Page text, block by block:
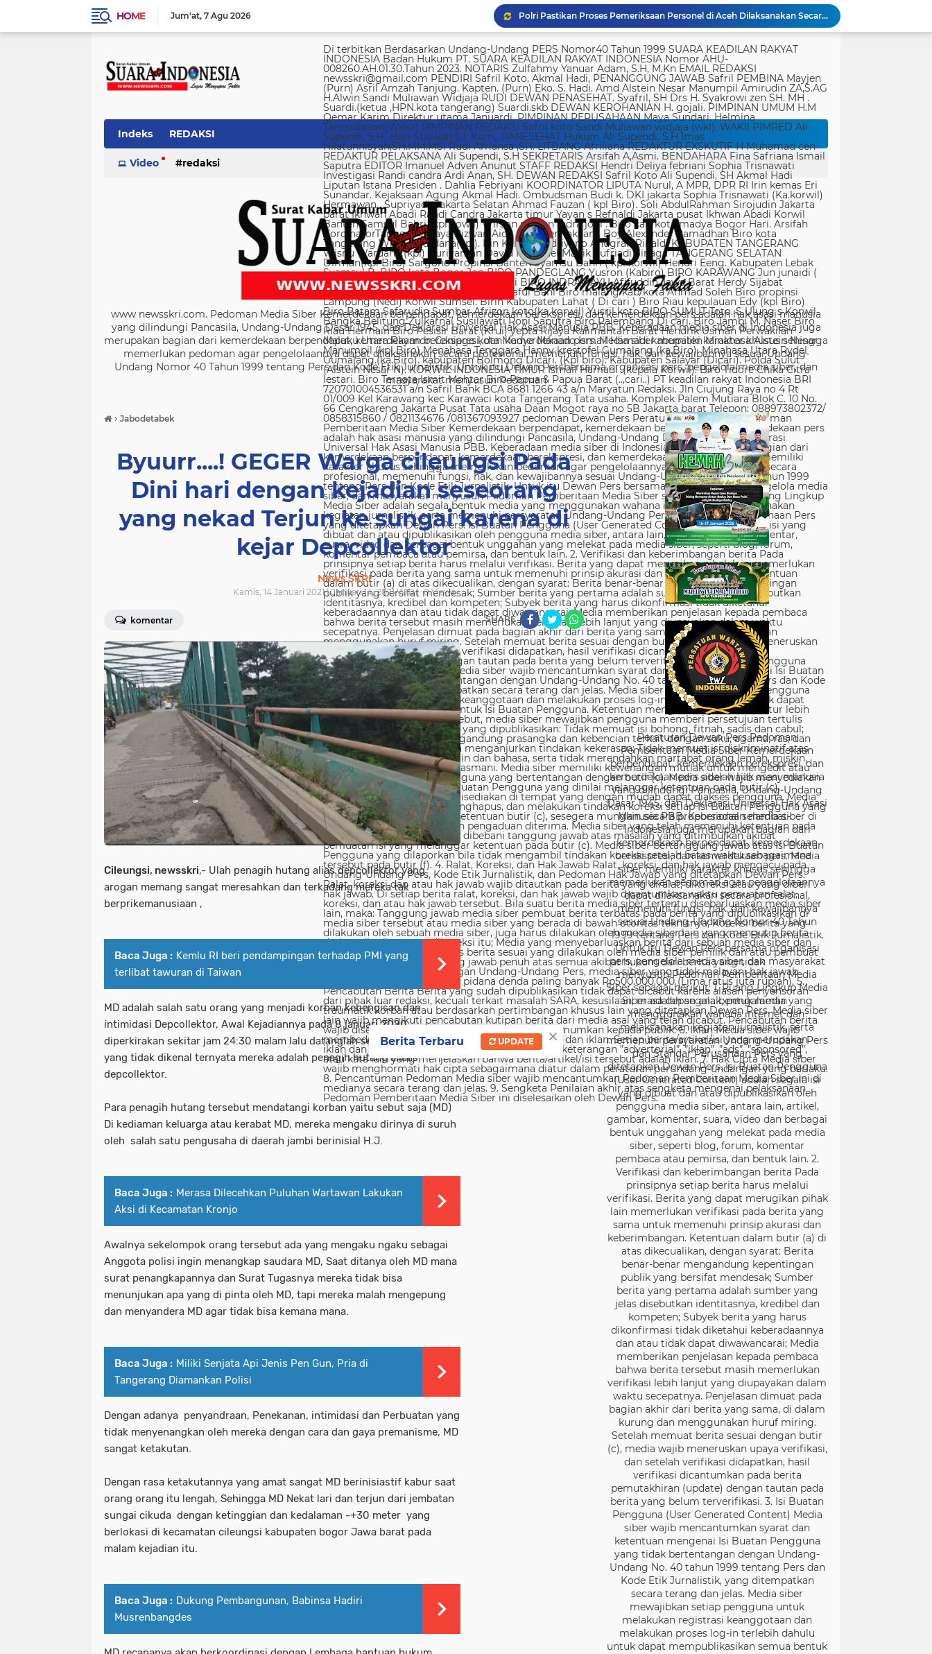
HOME Jum'at 7 Agu 2026
Polri Pastikan Proses Pemeriksaan Personel di Aceh Dilaksanakan Secara Profesional dan Transparan
Kondisi Makam Pahlawan Nasional Iman Bonjol Dikeluhkan, Masyarakat Harap Pemerintah Segera Lakukan Pembenahan
Panglima TNI Sambut Kepulangan Satgas Kizi TNI Kontingen Garuda XX-V MONUSCO
Yusril sebut hukuman mati koruptor sudah diatur dalam Undang-Undang
Polda Metro Jaya Gelar Seminar Hukum Bahas Perluasan Objek Praperadilan dalam KUHAP Baru
Di terbitkan Berdasarkan Undang-Undang PERS Nomor40 Tahun 1999 SUARA KEADILAN RAKYAT INDONESIA Badan Hukum PT. SUARA KEADILAN RAKYAT INDONESIA Nomor AHU-008260.AH.01.30.Tahun 2023. NOTARIS Zulfahmy Yanuar Adam, S.H, M.Kn EMAIL REDAKSI newsskri@gmail.com PENDIRI Safril Koto, Akmal Hadi, PENANGGUNG JAWAB Safril PEMBINA Mayjen (Purn) Asril Amzah Tanjung. Kapten. (Purn) Eko. S. Hadi. Amd Alstein Nesar Manumpil Amirudin ZA,S.AG H.Alwin Sandi Muliawan Widjaja RUDI DEWAN PENASEHAT. Syafril, SH Drs H. Syakrowi zen SH. MH . Suardi.(ketua ,HPN.kota tangerang) Suardi.skb DEWAN KEROHANIAN H. gojali. PIMPINAN UMUM H.M Qemar Karim Direktur utama Januardi. PIMPINAN PERUSAHAAN Maya Sundari. Helmina Tampubolon(Wakil) PIMPINAN REDAKSI Safril koto Sandi Muliawan widjaja (wkl). WAKIl PIMRED Ali Supendi, S.H., Hari Stiawan S.I .Kom., PANESEHAT Hukum Ali Supendi, S.H Imas Hilatunnisyah,SH.MM.MSi Rudi Afriansa ,SH. LITBANG Afriliana REDAKTUR EXSKUTIF H Muhamad cen REDAKTUR PELAKSANA Ali Supendi, S.H SEKRETARIS Arsifah A,Asmi. BENDAHARA Fina Safriana Ismail Saputra EDITOR Imanuel Adven Anunut STAFF REDAKSI Hendri Deliya febriani Sophia Trisnawati Investigasi Randi candra Ardi Anan, SH. DEWAN REDAKSI Safril Koto Ali Supendi, SH Akmal Hadi Liputan Istana Presiden . Dahlia Febriyani KOORDINATOR LIPUTA Nurul, A MPR, DPR RI Irin kemas Eri Sunandar. Kejaksaan Agung Akmal Hadi. Ombudsman Budi k. DKI jakarta Sophia Trisnawati (Ka.korwil) Hermawan . Supriyadi. Jakarta Selatan Ahmad Fauzan ( kpl Biro). Soli AbdulRahman Sirojudin Jakarta barat Ikhwan Abadi Randi Candra Jakarta timur Yayan s Refnaldi Jakarta pusat Ikhwan Abadi Korwil Banten Samsul Bahri (kpl kowil) Wirson risman Indra joni . Biro kab/kota madya Bogor Hari. Arsifah KordinatorTangerang raya Rizwan Aidil ( kpl. Perwakilan). Boy Alexander Ramadhan Biro kota Tangerang Wisnu Wardana(kpl). Irin Kamas Andriyano Anugrah Rinaldi KABUPATEN TANGERANG Wisnu Wardana (kpl) Nuriyaman David Natanael Manik Sufriadi Sinaga TANGERANG SELATAN Dirman(kpl Biro) Sargono Propinsi Banten Syamsu Bahri ( kpl korwil) Hendri Eeng. Kabupaten Lebak Syamsul B. BIRO kota Bogor Jon BIRO PANDEGLANG Yusron (Kabiro) BIRO KARAWANG Jun junaidi ( kpl Biro) Ugi . BIRO KUNINGAN Nurhadi BIRO INDRAMAYU Afifuddin Jawa Barat Herdy Sijabat (kapowil). BIRO JAWA TIMUR Sofiyan Saful Bahi Biro malang kab/kota Ahmad Soleh Biro propinsi Lampung (Nedi) Korwil Sumsel. Birin Kabupaten Lahat ( Di cari ) Biro Riau kepulauan Edy (kpl Biro) Biro Batam Safarudin Sumbar Afrizon koto(ka korwil) Yusril koto BIRO SUMUT Toto. S Ulung s Korwil Bangka Belitung Zulkarnai Susilawati Roni Saputra Biro Palembang Di cari. Biro Jambi M. Naser Biro Riau Hermain Biro Pesisir Barat (Krui) yepta Rijaya Kalimantan Barat Hendrik Usman Perwakilan Maluku Utara Raymon Caniago kota Madya Manado Ismail Hamadi kabupaten Minahasa Alstein Nesar Manumpil (kpl Biro) Menahasa Tenggara Hanny krestofel Gumalang (ka.Biro). Minahasa Utara Rydel Gumalang.(ka.Biro). kabupaten Bolmong Dicari. (Kpl biro). Kabupaten Salayar (Dicari). Polda Sulut (Alstein Nesar N). KORWIL INDONESIA TIMUR Ismail Hamadi .(kepala Korwil). Biro Tidore Chika Citra lestari. Biro Ternate Ismit Mohtar Biro Papua & Papua Barat (..,cari..) PT keadilan rakyat Indonesia BRI 720701004536531 a/n Safril Bank BCA 8681 1266 43 a/n Maryatun Redaksi. Jln Ciujung Raya no 4 Rt 01/009 Kel Karawang kec Karawaci kota Tangerang Tata usaha. Komplek Palem Mutiara Blok C. 10 No. 66 Cengkareng Jakarta Pusat Tata usaha Daan Mogot raya no 5B Jakarta barat Telepon: 088973802372/ 0858315860 / 0821134676 /081367093927 pedoman Dewan Pers Peraturan Dewan Pers Pedoman Pemberitaan Media Siber Kemerdekaan berpendapat, kemerdekaan berekspresi, dan kemerdekaan pers adalah hak asasi manusia yang dilindungi Pancasila, Undang-Undang Dasar 1945, dan Deklarasi Universal Hak Asasi Manusia PBB. Keberadaan media siber di Indonesia juga merupakan bagian dari kemerdekaan berpendapat, kemerdekaan berekspresi, dan kemerdekaan pers. Media siber memiliki karakter khusus sehingga memerlukan pedoman agar pengelolaannya dapat dilaksanakan secara profesional, memenuhi fungsi, hak, dan kewajibannya sesuai Undang-Undang Nomor 40 Tahun 1999 tentang Pers dan Kode Etik Jurnalistik. Untuk itu Dewan Pers bersama organisasi pers, pengelola media siber, dan masyarakat menyusun Pedoman Pemberitaan Media Siber sebagai berikut: 1. Ruang Lingkup Media Siber adalah segala bentuk media yang menggunakan wahana internet dan melaksanakan kegiatan jurnalistik, serta memenuhi persyaratan Undang-Undang Pers dan Standar Perusahaan Pers yang ditetapkan Dewan Pers. Isi Buatan Pengguna (User Generated Content) adalah segala isi yang dibuat dan atau dipublikasikan oleh pengguna media siber, antara lain, artikel, gambar, komentar, suara, video dan berbagai bentuk unggahan yang melekat pada media siber, seperti blog, forum, komentar pembaca atau pemirsa, dan bentuk lain. 2. Verifikasi dan keberimbangan berita Pada prinsipnya setiap berita harus melalui verifikasi. Berita yang dapat merugikan pihak lain memerlukan verifikasi pada berita yang sama untuk memenuhi prinsip akurasi dan keberimbangan. Ketentuan dalam butir (a) di atas dikecualikan, dengan syarat: Berita benar-benar mengandung kepentingan publik yang bersifat mendesak; Sumber berita yang pertama adalah sumber yang jelas disebutkan identitasnya, kredibel dan kompeten; Subyek berita yang harus dikonfirmasi tidak diketahui keberadaannya dan atau tidak dapat diwawancarai; Media memberikan penjelasan kepada pembaca bahwa berita tersebut masih memerlukan verifikasi lebih lanjut yang diupayakan dalam waktu secepatnya. Penjelasan dimuat pada bagian akhir dari berita yang sama, di dalam kurung dan menggunakan huruf miring. Setelah memuat berita sesuai dengan butir (c), media wajib meneruskan upaya verifikasi, dan setelah verifikasi didapatkan, hasil verifikasi dicantumkan pada berita pemutakhiran (update) dengan tautan pada berita yang belum terverifikasi. 3. Isi Buatan Pengguna (User Generated Content) Media siber wajib mencantumkan syarat dan ketentuan mengenai Isi Buatan Pengguna yang tidak bertentangan dengan Undang-Undang No. 40 tahun 1999 tentang Pers dan Kode Etik Jurnalistik, yang ditempatkan secara terang dan jelas. Media siber mewajibkan setiap pengguna untuk melakukan registrasi keanggotaan dan melakukan proses log-in terlebih dahulu untuk dapat mempublikasikan semua bentuk Isi Buatan Pengguna. Ketentuan mengenai log-in akan diatur lebih lanjut. Dalam registrasi tersebut, media siber mewajibkan pengguna memberi persetujuan tertulis bahwa Isi Buatan Pengguna yang dipublikasikan: Tidak memuat isi bohong, fitnah, sadis dan cabul; Tidak memuat isi yang mengandung prasangka dan kebencian terkait dengan suku, agama, ras, dan antargolongan (SARA), serta menganjurkan tindakan kekerasan; Tidak memuat isi diskriminatif atas dasar perbedaan jenis kelamin dan bahasa, serta tidak merendahkan martabat orang lemah, miskin, sakit, cacat jiwa, atau cacat jasmani. Media siber memiliki kewenangan mutlak untuk mengedit atau menghapus Isi Buatan Pengguna yang bertentangan dengan butir (c). Media siber wajib menyediakan mekanisme pengaduan Isi Buatan Pengguna yang dinilai melanggar ketentuan pada butir (c). Mekanisme tersebut harus disediakan di tempat yang dengan mudah dapat diakses pengguna. Media siber wajib menyunting, menghapus, dan melakukan tindakan koreksi setiap Isi Buatan Pengguna yang dilaporkan dan melanggar ketentuan butir (c), sesegera mungkin secara proporsional selambat-lambatnya 2 x 24 jam setelah pengaduan diterima. Media siber yang telah memenuhi ketentuan pada butir (a), (b), (c), dan (f) tidak dibebani tanggung jawab atas masalah yang ditimbulkan akibat pemuatan isi yang melanggar ketentuan pada butir (c). Media siber bertanggung jawab atas Isi Buatan Pengguna yang dilaporkan bila tidak mengambil tindakan koreksi setelah batas waktu sebagaimana tersebut pada butir (f). 4. Ralat, Koreksi, dan Hak Jawab Ralat, koreksi, dan hak jawab mengacu pada Undang-Undang Pers, Kode Etik Jurnalistik, dan Pedoman Hak Jawab yang ditetapkan Dewan Pers. Ralat, koreksi dan atau hak jawab wajib ditautkan pada berita yang diralat, dikoreksi atau yang diberi hak jawab. Di setiap berita ralat, koreksi, dan hak jawab wajib dicantumkan waktu pemuatan ralat, koreksi, dan atau hak jawab tersebut. Bila suatu berita media siber tertentu disebarluaskan media siber lain, maka: Tanggung jawab media siber pembuat berita terbatas pada berita yang dipublikasikan di media siber tersebut atau media siber yang berada di bawah otoritas teknisnya; Koreksi berita yang dilakukan oleh sebuah media siber, juga harus dilakukan oleh media siber lain yang mengutip berita dari media siber yang dikoreksi itu; Media yang menyebarluaskan berita dari sebuah media siber dan tidak melakukan koreksi atas berita sesuai yang dilakukan oleh media siber pemilik dan atau pembuat berita tersebut, bertanggung jawab penuh atas semua akibat hukum dari berita yang tidak dikoreksinya itu. Sesuai dengan Undang-Undang Pers, media siber yang tidak melayani hak jawab dapat dijatuhi sanksi hukum pidana denda paling banyak Rp500.000.000 (Lima ratus juta rupiah). 5. Pencabutan Berita Berita yang sudah dipublikasikan tidak dapat dicabut karena alasan penyensoran dari pihak luar redaksi, kecuali terkait masalah SARA, kesusilaan, masa depan anak, pengalaman traumatik korban atau berdasarkan pertimbangan khusus lain yang ditetapkan Dewan Pers. Media siber lain wajib mengikuti pencabutan kutipan berita dari media asal yang telah dicabut. Pencabutan berita wajib disertai dengan alasan pencabutan dan diumumkan kepada publik. 6. Iklan Media siber wajib membedakan dengan tegas antara produk berita dan iklan. Setiap berita/artikel/isi yang merupakan iklan dan atau isi berbayar wajib mencantumkan keterangan ”advertorial”, ”iklan”, ”ads”, ”spons
Indeks REDAKSI
Video redaksi
www newsskri.com. Pedoman Media Siber Kemerdekaan berpendapat, kemerdekaan berekspresi, dan kemerdekaan pers adalah hak asasi manusia
yang dilindungi Pancasila, Undang-Undang Dasar 1945, dan Deklarasi Universal Hak Asasi Manusia PBB. Keberadaan media siber di Indonesia juga
merupakan bagian dari kemerdekaan berpendapat, kemerdekaan berekspresi, dan kemerdekaan pers. Media siber memiliki karakter khusus sehingga
memerlukan pedoman agar pengelolaannya dapat dilaksanakan secara profesional, memenuhi fungsi, hak, dan kewajibannya sesuai Undang-
Undang Nomor 40 Tahun 1999 tentang Pers dan Kode Etik Jurnalistik. Untuk itu Dewan Persbersama organisasi pers, pengelola media siber, dan
masyarakat menyusun Pedoman
› Jabodetabek
Byuurr....! GEGER Warga cileungsi Pada
Dini hari dengan kejadian seseorang
yang nekad Terjun ke sungai karena di
kejar Depcollektor
News SKRI
Kamis, 14 Januari 2021 | Januari 14, 2021 WIB | 0Views
komentar SHARE
Cileungsi, newsskri,- Ulah penagih hutang alias depcollektor yang
arogan memang sangat meresahkan dan terkadang mereka tak
berprikemanusiaan ,
Baca Juga : Kemlu RI beri pendampingan terhadap PMI yang
terlibat tawuran di Taiwan
MD adalah salah satu orang yang menjadi korban kebengisan dan
intimidasi Depcollektor, Awal Kejadiannya pada 8 januari 2020
diperkirakan sekitar jam 24:30 malam lalu datanglah sekelompok orang
yang tidak dikenal ternyata mereka adalah penagih hutang aliaas
depcollektor.
Para penagih hutang tersebut mendatangi korban yaitu sebut saja (MD)
Di kediaman keluarga atau kerabat MD, mereka mengaku dirinya di suruh
oleh salah satu pengusaha di daerah jambi berinisial H.J.
Baca Juga : Merasa Dilecehkan Puluhan Wartawan Lakukan
Aksi di Kecamatan Kronjo
Awalnya sekelompok orang tersebut ada yang mengaku ngaku sebagai
Anggota polisi ingin menangkap saudara MD, Saat ditanya oleh MD mana
surat penangkapannya dan Surat Tugasnya mereka tidak bisa
menunjukan apa yang di pinta oleh MD, tapi mereka malah mengepung
dan menyandera MD agar tidak bisa kemana mana.
Baca Juga : Miliki Senjata Api Jenis Pen Gun, Pria di
Tangerang Diamankan Polisi
Dengan adanya penyandraan, Penekanan, intimidasi dan Perbuatan yang
tidak menyenangkan oleh mereka dengan cara dan gaya premanisme, MD
sangat ketakutan.
Dengan rasa ketakutannya yang amat sangat MD berinisiastif kabur saat
orang orang itu lengah, Sehingga MD Nekat lari dan terjun dari jembatan
sungai cikuda dengan ketinggian dan kedalaman -+30 meter yang
berlokasi di kecamatan cileungsi kabupaten bogor Jawa barat pada
malam kejadian itu.
Baca Juga : Dukung Pembangunan, Babinsa Hadiri
Musrenbangdes
Peraturan Dewan Pers Pedoman
Pemberitaan Media Siber Kemerdekaan
berpendapat, kemerdekaan berekspresi, dan
kemerdekaan pers adalah hak asasi manusia
yang dilindungi Pancasila, Undang-Undang
Dasar 1945, dan Deklarasi Universal Hak Asasi
Manusia PBB. Keberadaan media siber di
Indonesia juga merupakan bagian dari
kemerdekaan berpendapat, kemerdekaan
berekspresi, dan kemerdekaan pers. Media
siber memiliki karakter khusus sehingga
memerlukan pedoman agar pengelolaannya
dapat dilaksanakan secara profesional,
memenuhi fungsi, hak, dan kewajibannya
sesuai Undang-Undang Nomor 40 Tahun
1999 tentang Pers dan Kode Etik Jurnalistik.
Untuk itu Dewan Pers bersama organisasi
pers, pengelola media siber, dan masyarakat
menyusun Pedoman Pemberitaan Media
Siber sebagai berikut: 1. Ruang Lingkup Media
Siber adalah segala bentuk media yang
menggunakan wahana internet dan
melaksanakan kegiatan jurnalistik, serta
memenuhi persyaratan Undang-Undang Pers
dan Standar Perusahaan Pers yang
ditetapkan Dewan Pers. Isi Buatan Pengguna
(User Generated Content) adalah segala isi
yang dibuat dan atau dipublikasikan oleh
pengguna media siber, antara lain, artikel,
gambar, komentar, suara, video dan berbagai
bentuk unggahan yang melekat pada media
siber, seperti blog, forum, komentar
pembaca atau pemirsa, dan bentuk lain. 2.
Verifikasi dan keberimbangan berita Pada
prinsipnya setiap berita harus melalui
verifikasi. Berita yang dapat merugikan pihak
lain memerlukan verifikasi pada berita yang
sama untuk memenuhi prinsip akurasi dan
keberimbangan. Ketentuan dalam butir (a) di
atas dikecualikan, dengan syarat: Berita
benar-benar mengandung kepentingan
publik yang bersifat mendesak; Sumber
berita yang pertama adalah sumber yang
jelas disebutkan identitasnya, kredibel dan
kompeten; Subyek berita yang harus
dikonfirmasi tidak diketahui keberadaannya
dan atau tidak dapat diwawancarai; Media
memberikan penjelasan kepada pembaca
bahwa berita tersebut masih memerlukan
verifikasi lebih lanjut yang diupayakan dalam
waktu secepatnya. Penjelasan dimuat pada
bagian akhir dari berita yang sama, di dalam
kurung dan menggunakan huruf miring.
Setelah memuat berita sesuai dengan butir
(c), media wajib meneruskan upaya verifikasi,
dan setelah verifikasi didapatkan, hasil
verifikasi dicantumkan pada berita
pemutakhiran (update) dengan tautan pada
berita yang belum terverifikasi. 3. Isi Buatan
Pengguna (User Generated Content) Media
siber wajib mencantumkan syarat dan
ketentuan mengenai Isi Buatan Pengguna
yang tidak bertentangan dengan Undang-
Undang No. 40 tahun 1999 tentang Pers dan
Kode Etik Jurnalistik, yang ditempatkan
secara terang dan jelas. Media siber
mewajibkan setiap pengguna untuk
melakukan registrasi keanggotaan dan
melakukan proses log-in terlebih dahulu
untuk dapat mempublikasikan semua bentuk
×
Berita Terbaru UPDATE